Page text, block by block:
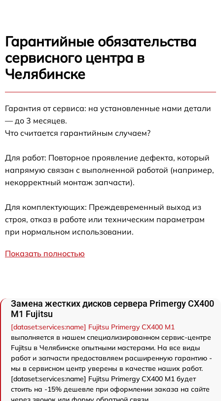
Гарантийные обязательства
сервисного центра в
Челябинске
Гарантия от сервиса: на установленные нами детали
— до 3 месяцев.
Что считается гарантийным случаем?
Для работ: Повторное проявление дефекта, который
напрямую связан с выполненной работой (например,
некорректный монтаж запчасти).
Для комплектующих: Преждевременный выход из
строя, отказ в работе или техническим параметрам
при нормальном использовании.
Показать полностью
Замена жестких дисков сервера Primergy CX400
M1 Fujitsu
[dataset:services:name] Fujitsu Primergy CX400 M1
выполняется в нашем специализированном сервис-центре
Fujitsu в Челябинске опытными мастерами. На все виды
работ и запчасти предоставляем расширенную гарантию -
мы в сервисном центр уверены в качестве наших работ.
[dataset:services:name] Fujitsu Primergy CX400 M1 будет
стоить на -15% дешевле при оформлении заказа на сайте